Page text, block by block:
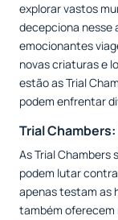
explorar vastos
decepciona nesse
emocionantes
novas criaturas e
estão as Trial
podem enfrentar
Trial
As Trial Chambers
podem lutar
apenas testam as
também oferecem